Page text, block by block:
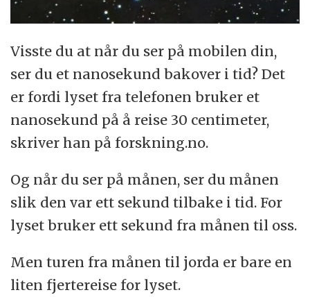
Visste du at når du ser på mobilen din,
ser du et nanosekund bakover i tid? Det
er fordi lyset fra telefonen bruker et
nanosekund på å reise 30 centimeter,
skriver han på forskning.no.
Og når du ser på månen, ser du månen
slik den var ett sekund tilbake i tid. For
lyset bruker ett sekund fra månen til oss.
Men turen fra månen til jorda er bare en
liten fjertereise for lyset.